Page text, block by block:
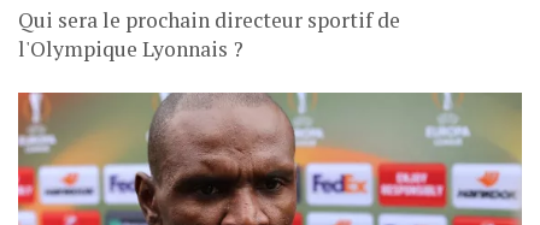
Qui sera le prochain directeur sportif de
l'Olympique Lyonnais ?